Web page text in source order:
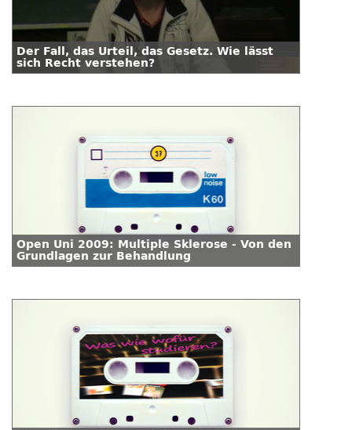
Der Fall, das Urteil, das Gesetz. Wie lässt
sich Recht verstehen?
Open Uni 2009: Multiple Sklerose - Von den
Grundlagen zur Behandlung